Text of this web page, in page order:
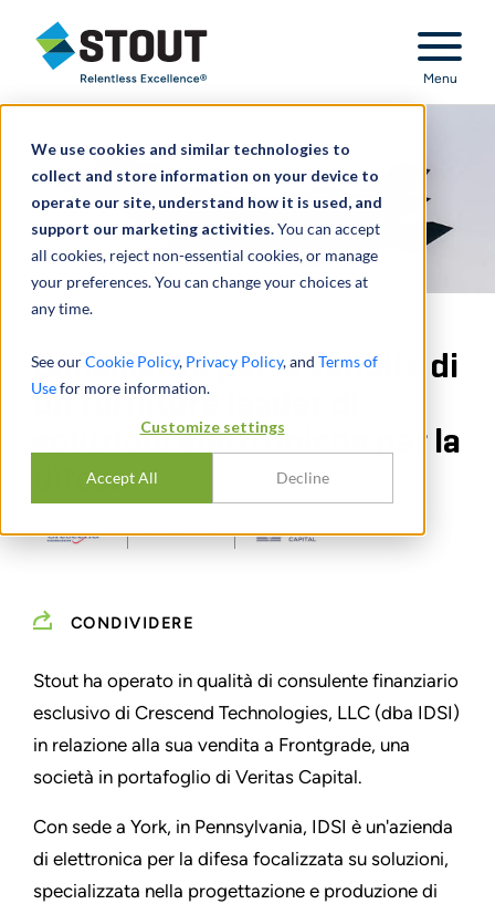
We use cookies and similar technologies to
collect and store information on your device to
operate our site, understand how it is used, and
support our marketing activities.You can accept
all cookies, reject non-essential cookies, or manage
your preferences. You can change your choices at
any time.
See ourCookie Policy, Privacy Policy, and Terms of
Usefor more information.
Customize settings
Accept All Decline
Stout Relentless Excellence
Menu
Consulenza per la vendita di
un fornitore leader di
soluzioni elettroniche per la
difesa
CONDIVIDERE
Stout ha operato in qualità di consulente finanziario
esclusivo di Crescend Technologies, LLC (dba IDSI)
in relazione alla sua vendita a Frontgrade, una
società in portafoglio di Veritas Capital.
Con sede a York, in Pennsylvania, IDSI è un'azienda
di elettronica per la difesa focalizzata su soluzioni,
specializzata nella progettazione e produzione di